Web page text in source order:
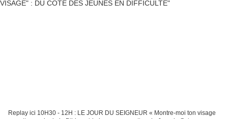
Replay ici 10H30 - 12H : LE JOUR DU SEIGNEUR « Montre-moi ton visage